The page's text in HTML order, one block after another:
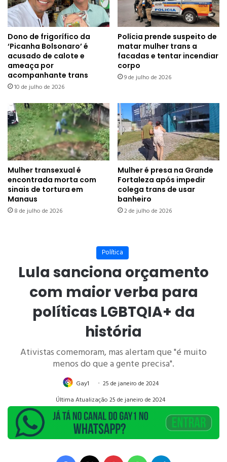
Dono de frigorífico da
‘Picanha Bolsonaro’ é
acusado de calote e
ameaça por
acompanhante trans
10 de julho de 2026
Polícia prende suspeito de
matar mulher trans a
facadas e tentar incendiar
corpo
9 de julho de 2026
Mulher transexual é
encontrada morta com
sinais de tortura em
Manaus
8 de julho de 2026
Mulher é presa na Grande
Fortaleza após impedir
colega trans de usar
banheiro
2 de julho de 2026